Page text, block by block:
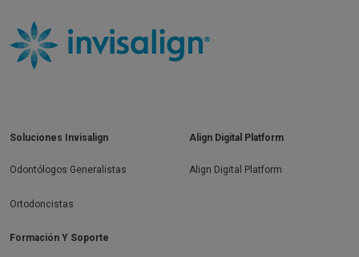
Soluciones Invisalign
Odontólogos Generalistas
Ortodoncistas
Align Digital Platform
Align Digital Platform
Formación Y Soporte